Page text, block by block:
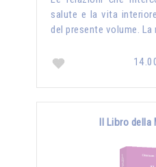
salute e la vita
del presente volume.
Il Libro della